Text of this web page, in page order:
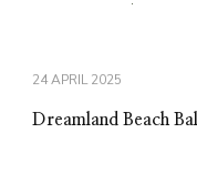
24 APRIL 2025
Dreamland Beach